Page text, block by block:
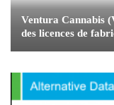
Ventura Cannabis
des licences de